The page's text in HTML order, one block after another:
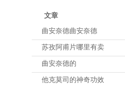
文章
曲安奈德曲安奈德
苏孜阿甫片哪里有卖
曲安奈德的
他克莫司的神奇功效